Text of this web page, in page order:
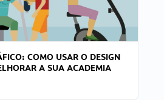
COMO USAR O DESIGN
A SUA ACADEMIA